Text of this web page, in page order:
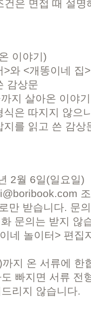
건은 면접 때 설명
이야기)
와 <개똥이네 집
감상문
까지 살아온 이야
식은 따지지 않으
지를 읽고 쓴 감
2월 6일(일요일)
만 받습니다. 문
문의는 받지 않
네 놀이터> 편집
지 온 서류에 한
빠지면 서류 전
리지 않습니다.